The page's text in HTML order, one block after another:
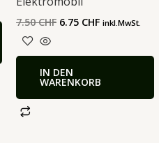
7.50CHF 6.75 CHF inkl.MwSt.
IN DEN
WARENKORB